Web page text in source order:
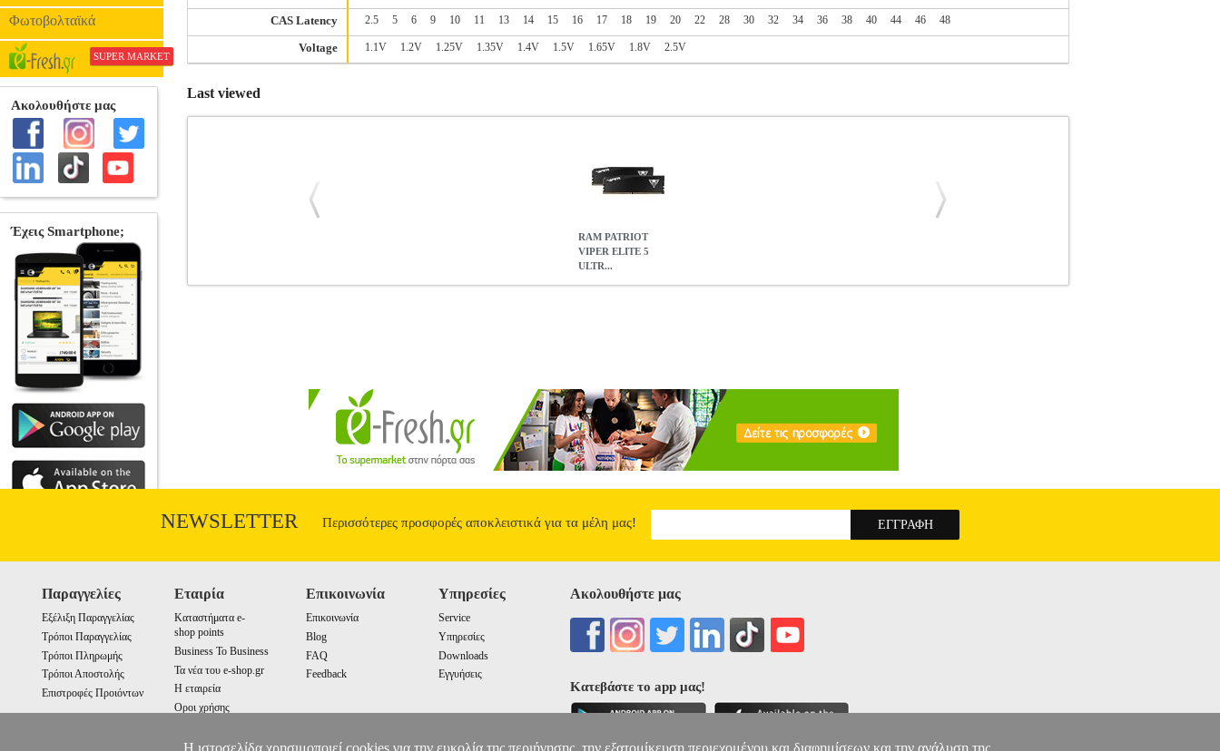
Φωτοβολταϊκά
SUPER MARKET
CAS Latency 2.5 5 6 9 10 11 13 14 15 16 17 18 19 20 22 28 30 32 34 36 38 40 44 46 48
Voltage 1.1V 1.2V 1.25V 1.35V 1.4V 1.5V 1.65V 1.8V 2.5V
Last viewed
RAM PATRIOT
VIPER ELITE 5
ULTR...
NEWSLETTER Περισσότερες προσφορές αποκλειστικά για τα μέλη μας!
Παραγγελίες
Εξέλιξη Παραγγελίας
Τρόποι Παραγγελίας
Τρόποι Πληρωμής
Τρόποι Αποστολής
Επιστροφές Προιόντων
Εταιρία
Καταστήματα e-
shop points
Business To Business
Τα νέα του e-shop.gr
Η εταιρεία
Οροι χρήσης
Επικοινωνία
Επικοινωνία
Blog
FAQ
Feedback
Υπηρεσίες
Service
Υπηρεσίες
Downloads
Εγγυήσεις
Ακολουθήστε μας
Κατεβάστε το app μας!